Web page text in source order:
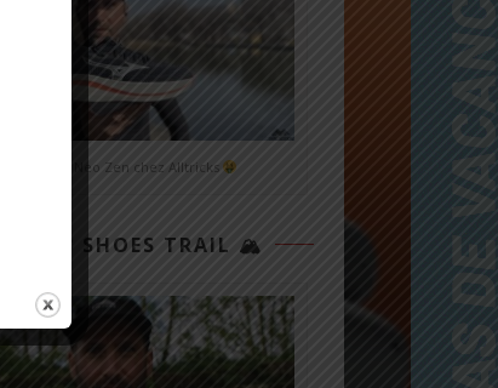
Mizuno Neo Zen chez Alltricks
TOP 3 SHOES TRAIL 🏔